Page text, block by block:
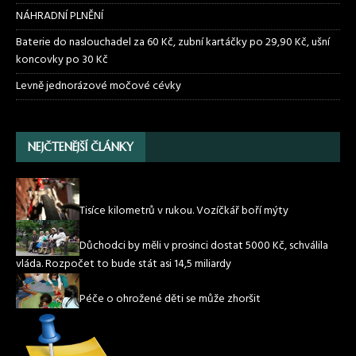
NÁHRADNÍ PLNĚNÍ
Baterie do naslouchadel za 60 Kč, zubní kartáčky po 29,90 Kč, ušní
koncovky po 30 Kč
Levně jednorázové močové cévky
NEJČTENĚJŠÍ ČLÁNKY
Tisíce kilometrů v rukou. Vozíčkář boří mýty
Důchodci by měli v prosinci dostat 5000 Kč, schválila
vláda. Rozpočet to bude stát asi 14,5 miliardy
Péče o ohrožené děti se může zhoršit